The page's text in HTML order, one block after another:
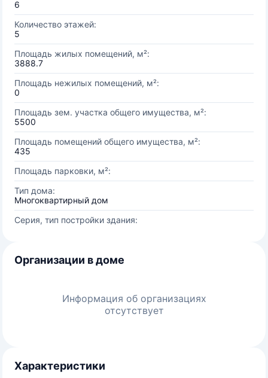
6
Количество этажей:
5
Площадь жилых помещений, м²:
3888.7
Площадь нежилых помещений, м²:
0
Площадь зем. участка общего имущества, м²:
5500
Площадь помещений общего имущества, м²:
435
Площадь парковки, м²:
Тип дома:
Многоквартирный дом
Серия, тип постройки здания:
Организации в доме
Информация об организациях
отсутствует
Характеристики